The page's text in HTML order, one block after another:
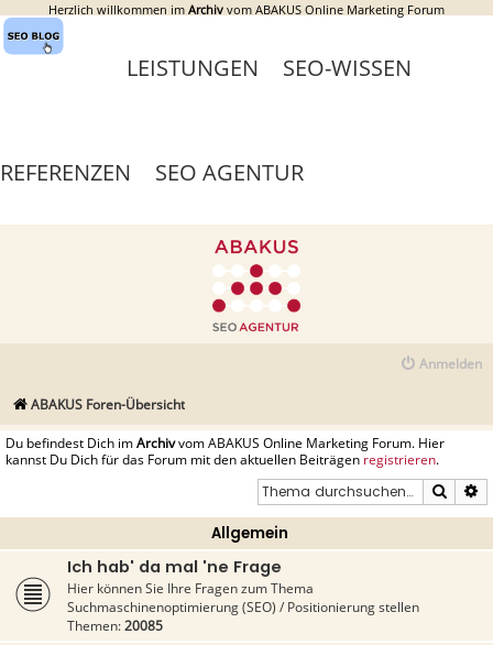
Herzlich willkommen im Archiv vom ABAKUS Online Marketing Forum
LEISTUNGEN SEO-WISSEN
REFERENZEN SEO AGENTUR
Anmelden
ABAKUS Foren-Übersicht
Du befindest Dich imArchivvom ABAKUS Online Marketing Forum. Hier
kannst Du Dich für das Forum mit den aktuellen Beiträgen registrieren.
Suche
Allgemein
Ich hab' da mal 'ne Frage
Hier können Sie Ihre Fragen zum Thema
Suchmaschinenoptimierung (SEO) / Positionierung stellen
Themen:20085